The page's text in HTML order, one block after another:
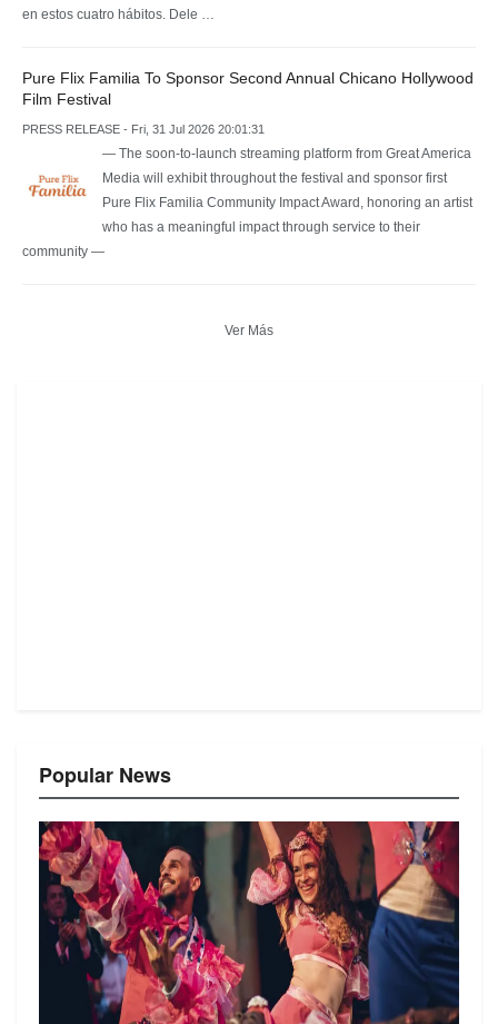
en estos cuatro hábitos. Dele …
Pure Flix Familia To Sponsor Second Annual Chicano Hollywood
Film Festival
PRESS RELEASE - Fri, 31 Jul 2026 20:01:31
— The soon-to-launch streaming platform from Great America
Media will exhibit throughout the festival and sponsor first
Pure Flix Familia Community Impact Award, honoring an artist
who has a meaningful impact through service to their
community —
Ver Más
Popular News